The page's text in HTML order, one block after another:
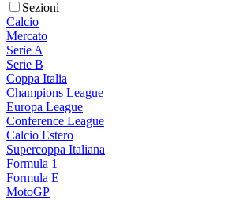
Sezioni
Calcio
Mercato
Serie A
Serie B
Coppa Italia
Champions League
Europa League
Conference League
Calcio Estero
Supercoppa Italiana
Formula 1
Formula E
MotoGP